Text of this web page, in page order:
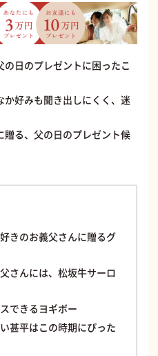
日のプレゼントに困ったこ
好みも聞き出しにくく、迷
る、父の日のプレゼント候
きのお義父さんに贈るグ
さんには、松坂牛サーロ
できるヨギボー
甚平はこの時期にぴった